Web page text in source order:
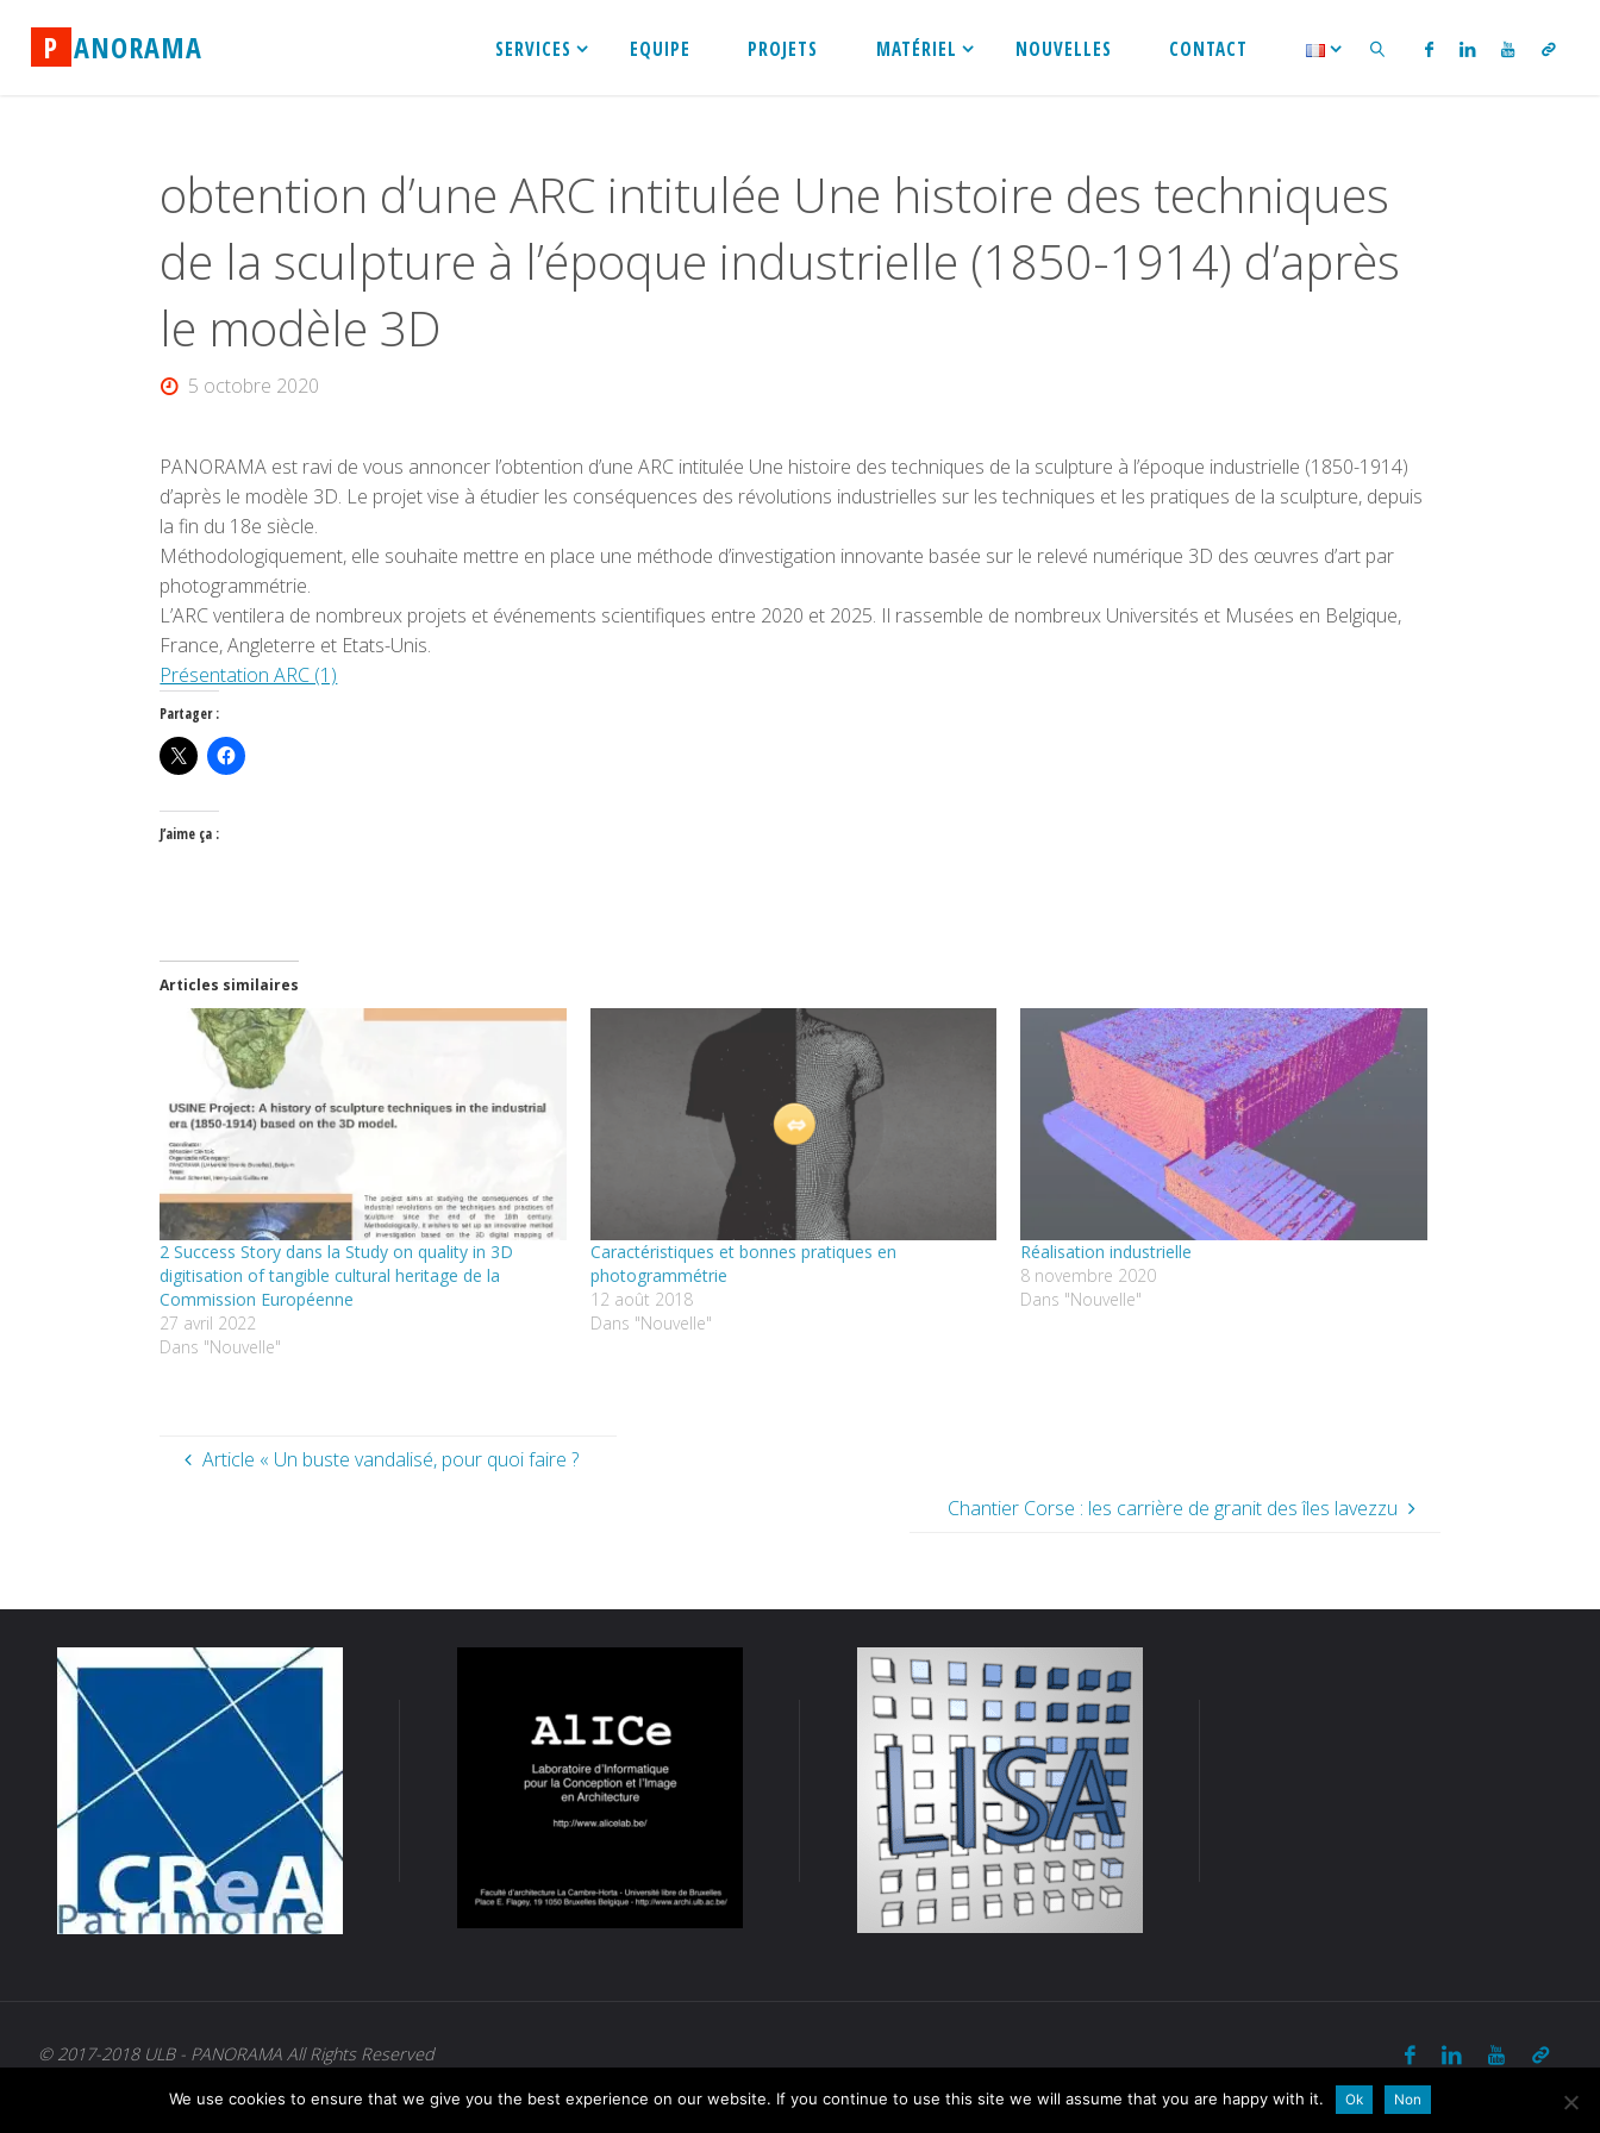
content
P ANORAMA SERVICES EQUIPE PROJETS MATÉRIEL NOUVELLES CONTACT
obtention d’une ARC intitulée Une histoire des techniques
de la sculpture à l’époque industrielle (1850-1914) d’après
le modèle 3D
5 octobre 2020
PANORAMA est ravi de vous annoncer l’obtention d’une ARC intitulée Une histoire des techniques de la sculpture à l’époque industrielle (1850-1914)
d’après le modèle 3D. Le projet vise à étudier les conséquences des révolutions industrielles sur les techniques et les pratiques de la sculpture, depuis
la fin du 18e siècle.
Méthodologiquement, elle souhaite mettre en place une méthode d’investigation innovante basée sur le relevé numérique 3D des œuvres d’art par
photogrammétrie.
L’ARC ventilera de nombreux projets et événements scientifiques entre 2020 et 2025. Il rassemble de nombreux Universités et Musées en Belgique,
France, Angleterre et Etats-Unis.
Présentation ARC (1)
Partager :
J’aime ça :
Articles similaires
2 Success Story dans la Study on quality in 3D
digitisation of tangible cultural heritage de la
Commission Européenne
27 avril 2022
Dans "Nouvelle"
Caractéristiques et bonnes pratiques en
photogrammétrie
12 août 2018
Dans "Nouvelle"
Réalisation industrielle
8 novembre 2020
Dans "Nouvelle"
Article « Un buste vandalisé, pour quoi faire ?
Chantier Corse : les carrière de granit des îles lavezzu
© 2017-2018 ULB - PANORAMA All Rights Reserved
Powered byFluida
We use cookies to ensure that we give you the best experience on our website. If you continue to use this site we will assume that you are happy with it. Ok Non